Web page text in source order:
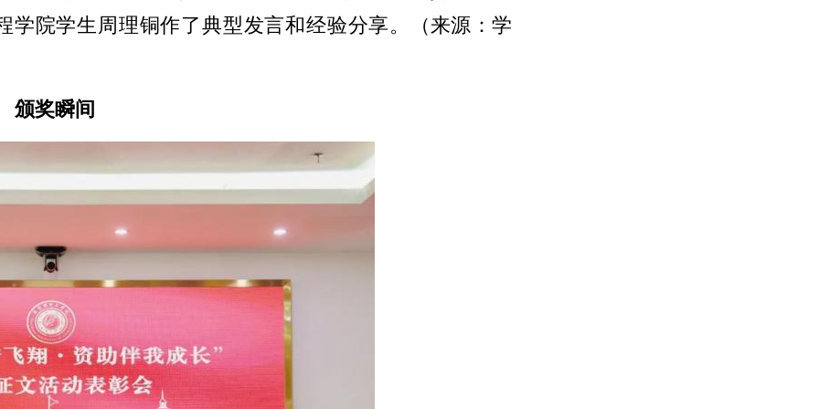
院学生周理铜作了典型发言和经验分享。
（来源：学
颁奖瞬间